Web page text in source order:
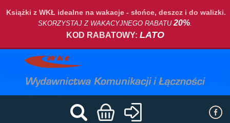
Książki z WKŁ idealne na wakacje - słońce, deszcz i do walizki.
SKORZYSTAJ Z WAKACYJNEGO RABATU20%.
KOD RABATOWY: LATO